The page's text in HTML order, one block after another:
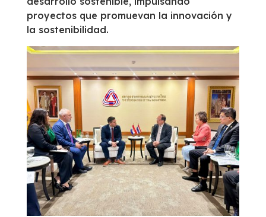
proyectos que promuevan la innovación y
la sostenibilidad.